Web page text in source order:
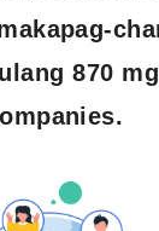
870